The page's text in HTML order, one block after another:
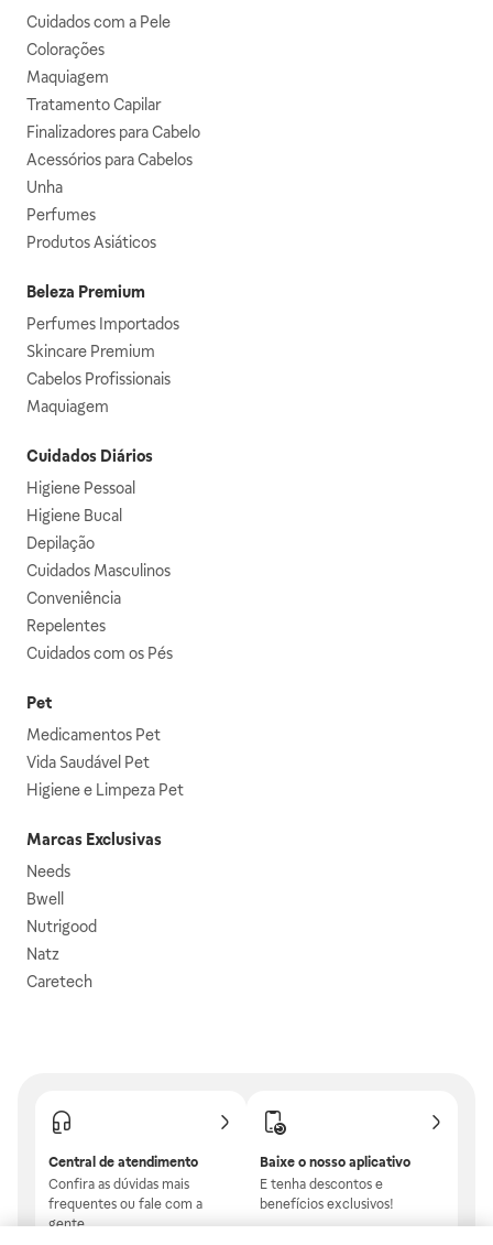
Cuidados com a Pele
Colorações
Maquiagem
Tratamento Capilar
Finalizadores para Cabelo
Acessórios para Cabelos
Unha
Perfumes
Produtos Asiáticos
Beleza Premium
Perfumes Importados
Skincare Premium
Cabelos Profissionais
Maquiagem
Cuidados Diários
Higiene Pessoal
Higiene Bucal
Depilação
Cuidados Masculinos
Conveniência
Repelentes
Cuidados com os Pés
Pet
Medicamentos Pet
Vida Saudável Pet
Higiene e Limpeza Pet
Marcas Exclusivas
Needs
Bwell
Nutrigood
Natz
Caretech
Central de atendimento
Confira as dúvidas mais
frequentes ou fale com a
gente.
Baixe o nosso aplicativo
E tenha descontos e
benefícios exclusivos!